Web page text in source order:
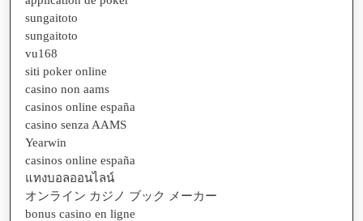
sungaitoto
sungaitoto
vu168
siti poker online
casino non aams
casinos online españa
casino senza AAMS
Yearwin
casinos online españa
แทงบอลออนไลน์
オンライン カジノ ブック メーカー
bonus casino en ligne